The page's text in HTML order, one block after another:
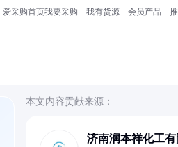
爱采购首页我要采购 我有货源 会员产品
本文内容贡献来源：
济南润本祥化工有